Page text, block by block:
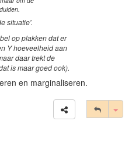
situatie'.
op plakken dat er
Y hoeveelheid aan
daar trekt de
is maar goed ook).
en marginaliseren.